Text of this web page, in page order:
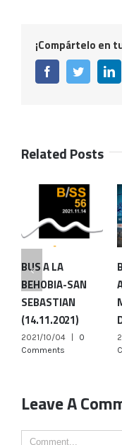
¡Compártelo en
FacebookTwitter
Related Posts
BUS A LA
BEHOBIA-SAN
SEBASTIAN
(14.11.2021)
2021/10/04 |
0
Comments
Leave A
Comment